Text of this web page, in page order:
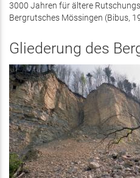
3000 Jahren für ältere
Bergrutsches Mössingen (Bibus,
Gliederung des